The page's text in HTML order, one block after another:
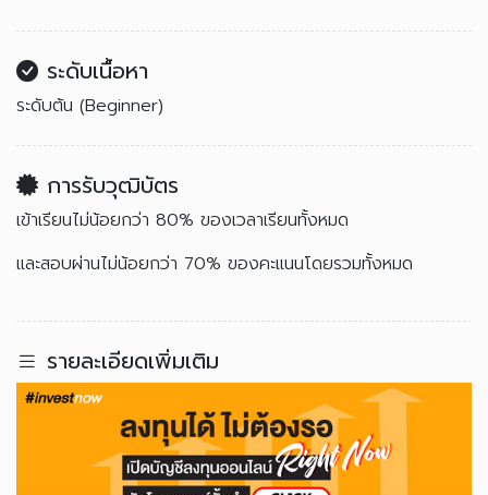
ระดับเนื้อหา
ระดับต้น (Beginner)
การรับวุฒิบัตร
เข้าเรียนไม่น้อยกว่า 80% ของเวลาเรียนทั้งหมด
และสอบผ่านไม่น้อยกว่า 70% ของคะแนนโดยรวมทั้งหมด
รายละเอียดเพิ่มเติม